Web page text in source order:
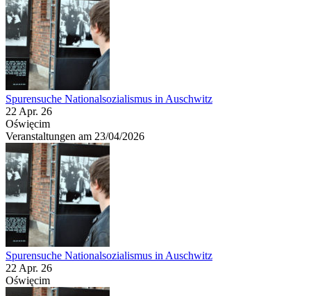
Spurensuche Nationalsozialismus in Auschwitz
22 Apr. 26
Oświęcim
Veranstaltungen am 23/04/2026
Spurensuche Nationalsozialismus in Auschwitz
22 Apr. 26
Oświęcim